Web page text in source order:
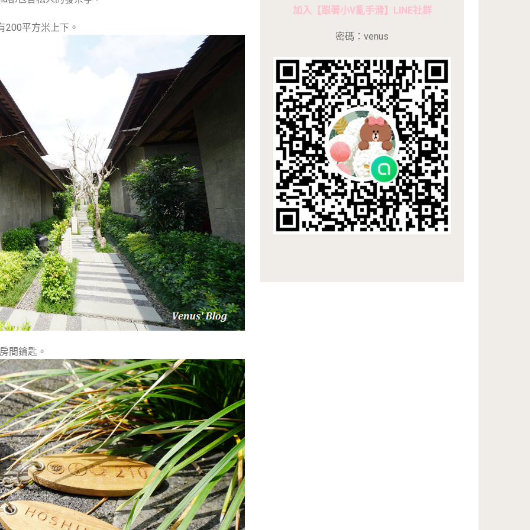
200平方米上下。
房間鑰匙。
加入【跟著小V亂手滑】LINE社群
密碼：venus